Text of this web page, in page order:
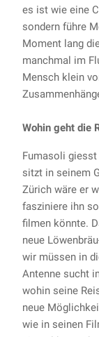
es ist wie eine
sondern führe
Moment lang
manchmal im
Mensch klein
Wohin geht die
Fumasoli giesst
sitzt in seinem
Zürich wäre er
fasziniere ihn
filmen könnte.
neue
wir müssen in
Antenne sucht
wohin seine
neue
wie in seinen